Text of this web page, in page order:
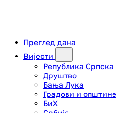
Преглед дана
Вијести
Република Српска
Друштво
Бања Лука
Градови и општине
БиХ